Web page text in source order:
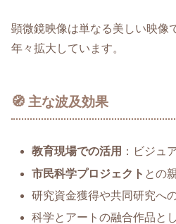
顕微鏡映像は単なる美しい映像
年々拡大しています。
🧭 主な波及効果
教育現場での活用 ：ビジュ
市民科学プロジェクト との
研究資金獲得や共同研究へ
科学とアートの融合作品と